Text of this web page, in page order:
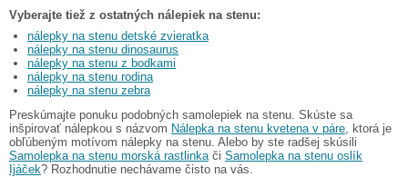
Vyberajte tiež z ostatných nálepiek na stenu:
nálepky na stenu detské zvieratka
nálepky na stenu dinosaurus
nálepky na stenu z bodkami
nálepky na stenu rodina
nálepky na stenu zebra
Preskúmajte ponuku podobných samolepiek na stenu. Skúste sa
inšpirovať nálepkou s názvom Nálepka na stenu kvetena v páre , ktorá je
obľúbeným motívom nálepky na stenu. Alebo by ste radšej skúsili
Samolepka na stenu morská rastlinka či Samolepka na stenu oslík
Ijáček? Rozhodnutie nechávame čisto na vás.